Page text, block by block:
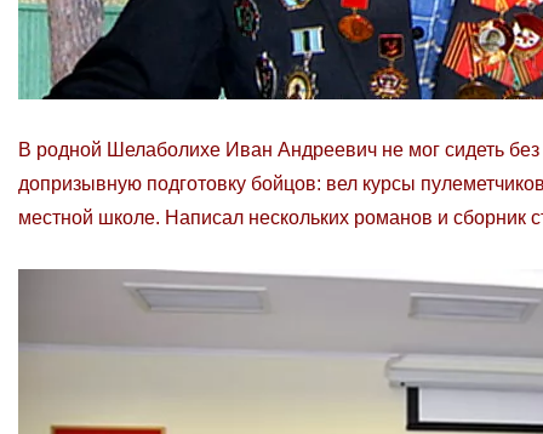
В родной Шелаболихе Иван Андреевич не мог сидеть
допризывную подготовку бойцов: вел курсы
местной школе. Написал нескольких романов и сборник